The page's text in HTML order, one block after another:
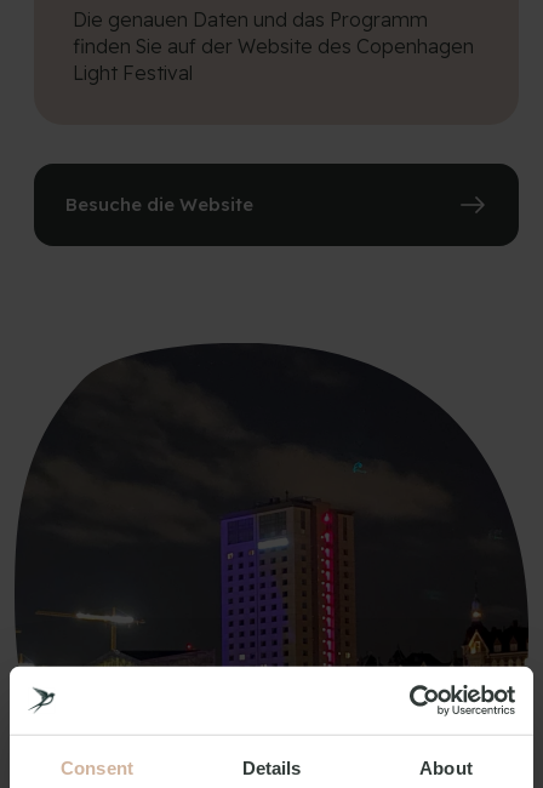
Consent Details About
Die genauen Daten und das Programm
finden Sie auf der Website des Copenhagen
Light Festival
Besuche die Website